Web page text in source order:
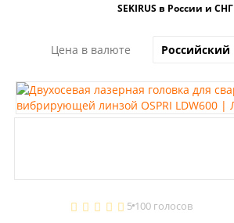
Цена в валюте
SEKIRUS в России и СНГ
5 100 голосов